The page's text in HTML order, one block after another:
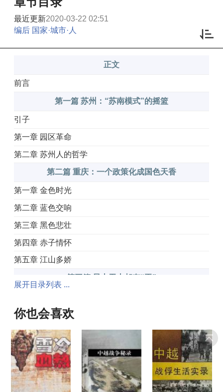
最近更新2020-03-22 02:51
编后 国家·城市·人
正文
前言
第一篇 苏州：“苏南模式”的摇篮
引子
第一章 园区革命
第二章 苏州人的哲学
第二篇 重庆：一个政策化成国色天香
第一章 金色时光
第二章 蓝色交响
第三章 黑色悲壮
第四章 赤子情怀
第五章 江山多娇
第三篇 昆山无山却有“玉”
第一章 与上海“攀亲恋爱”……
第二章 “自费”的历程
第三章 昆山无山却有玉
第四章 一“龙”十二“虎”，中国迎来新首富
第四篇 东莞：30年超越西方300年
展开目录列表 ...
你也会喜欢